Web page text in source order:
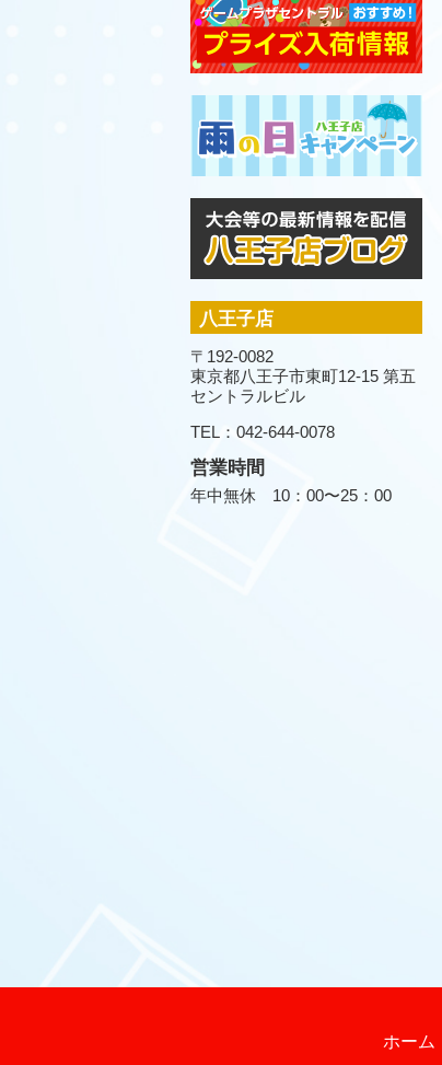
八王子店
〒192-0082
東京都八王子市東町12-15 第五
セントラルビル
TEL：042-644-0078
営業時間
年中無休 10：00〜25：00
ホーム